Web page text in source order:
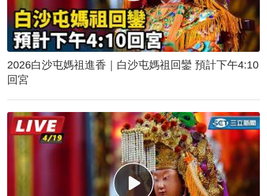
2026白沙屯媽祖進香｜白沙屯媽祖回鑾 預計下午4:10
回宮